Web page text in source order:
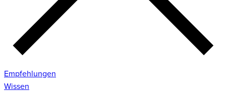
Empfehlungen
Wissen